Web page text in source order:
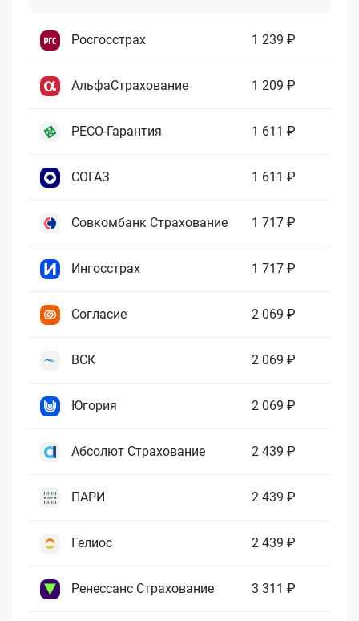
Росгосстрах 1 239 ₽
АльфаСтрахование 1 209 ₽
РЕСО-Гарантия 1 611 ₽
СОГАЗ 1 611 ₽
Совкомбанк Страхование 1 717 ₽
Ингосстрах 1 717 ₽
Согласие 2 069 ₽
ВСК 2 069 ₽
Югория 2 069 ₽
Абсолют Страхование 2 439 ₽
ПАРИ 2 439 ₽
Гелиос 2 439 ₽
Ренессанс Страхование 3 311 ₽